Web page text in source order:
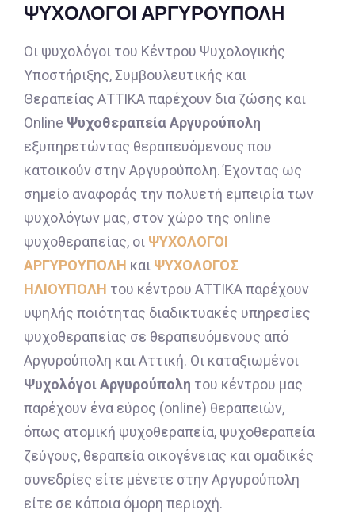
ΨΥΧΟΛΟΓΟΙ ΑΡΓΥΡΟΥΠΟΛΗ
Οι ψυχολόγοι του Κέντρου Ψυχολογικής
Υποστήριξης, Συμβουλευτικής και
Θεραπείας ΑΤΤΙΚΑ παρέχουν δια ζώσης και
Online Ψυχοθεραπεία Αργυρούπολη
εξυπηρετώντας θεραπευόμενους που
κατοικούν στην Αργυρούπολη. Έχοντας ως
σημείο αναφοράς την πολυετή εμπειρία των
ψυχολόγων μας, στον χώρο της online
ψυχοθεραπείας, οι ΨΥΧΟΛΟΓΟΙ
ΑΡΓΥΡΟΥΠΟΛΗ και ΨΥΧΟΛΟΓΟΣ
ΗΛΙΟΥΠΟΛΗ του κέντρου ΑΤΤΙΚΑ παρέχουν
υψηλής ποιότητας διαδικτυακές υπηρεσίες
ψυχοθεραπείας σε θεραπευόμενους από
Αργυρούπολη και Αττική. Οι καταξιωμένοι
Ψυχολόγοι Αργυρούπολη του κέντρου μας
παρέχουν ένα εύρος (online) θεραπειών,
όπως ατομική ψυχοθεραπεία, ψυχοθεραπεία
ζεύγους, θεραπεία οικογένειας και ομαδικές
συνεδρίες είτε μένετε στην Αργυρούπολη
είτε σε κάποια όμορη περιοχή.